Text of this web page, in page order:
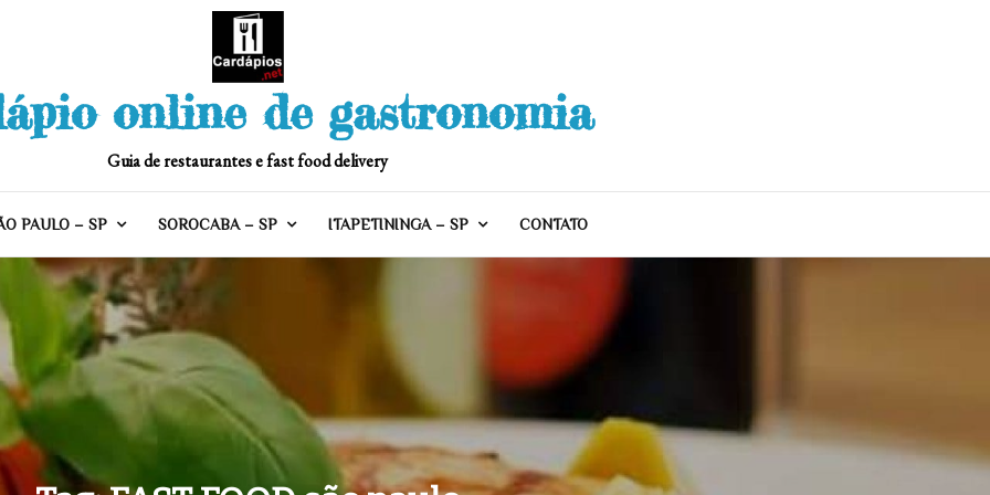
online de gastronomia
Guia de restaurantes e fast food delivery
PAULO – SP SOROCABA – SP ITAPETININGA – SP CONTATO